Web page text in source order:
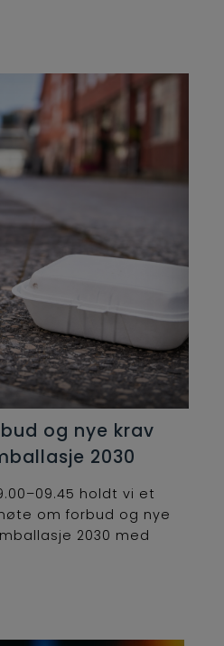
og nye krav
2030
holdt vi et
om forbud og nye
2030 med